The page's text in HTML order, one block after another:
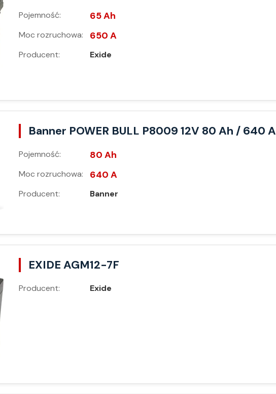
Pojemność: 65 Ah
Moc rozruchowa: 650 A
Producent: Exide
Banner POWER BULL P8009 12V 80 Ah / 640 A
Pojemność: 80 Ah
Moc rozruchowa: 640 A
Producent: Banner
EXIDE AGM12-7F
Producent: Exide